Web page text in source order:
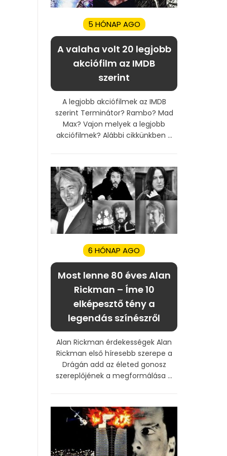
5 HÓNAP AGO
A valaha volt 20 legjobb
akciófilm az IMDB
szerint
A legjobb akciófilmek az IMDB
szerint Terminátor? Rambo? Mad
Max? Vajon melyek a legjobb
akciófilmek? Alábbi cikkünkben ...
6 HÓNAP AGO
Most lenne 80 éves Alan
Rickman – Íme 10
elképesztő tény a
legendás színészről
Alan Rickman érdekességek Alan
Rickman első híresebb szerepe a
Drágán add az életed gonosz
szereplőjének a megformálása ...